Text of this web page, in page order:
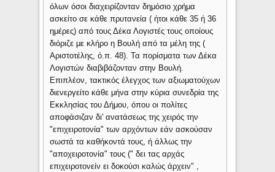
όλων όσοι διαχειρίζονταν δημόσιο χρήμα
ασκείτο σε κάθε πρυτανεία ( ήτοι κάθε 35 ή 36
ημέρες) από τους Δέκα Λογιστές τους οποίους
διόριζε με κλήρο η Βουλή από τα μέλη της (
Αριστοτέλης, ό.π. 48). Τα πορίσματα των Δέκα
Λογιστών διαβιβάζονταν στην Βουλή.
Επιπλέον, τακτικός έλεγχος των αξιωματούχων
διενεργείτο κάθε μήνα στην κύρια συνεδρία της
Εκκλησίας του Δήμου, όπου οι πολίτες
αποφάσιζαν δι' ανατάσεως της χειρός την
"επιχειροτονία" των αρχόντων εάν ασκούσαν
σωστά τα καθήκοντά τους, ή άλλως την
"αποχειροτονία" τους (" δει τας αρχάς
επιχειροτονείν ει δοκούσι καλώς άρχειν" ,